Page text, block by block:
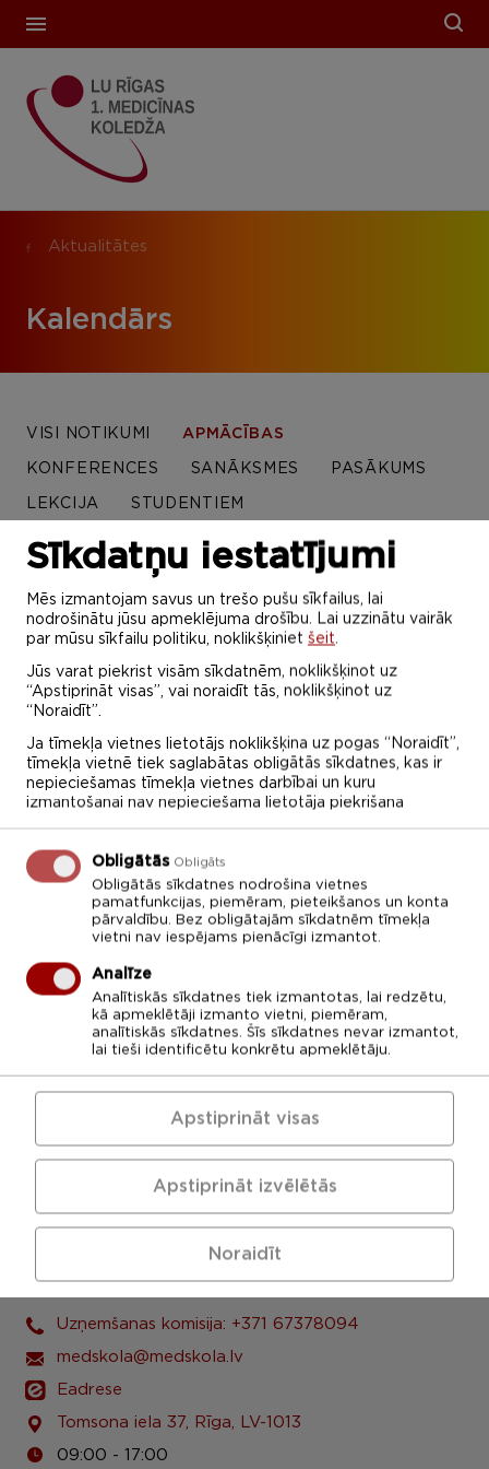
Aktualitātes
Kalendārs
VISI NOTIKUMI APMĀCĪBAS
KONFERENCES SANĀKSMES PASĀKUMS
LEKCIJA STUDENTIEM
Novembris 2021
P O T C P
1 2 3 4 5 6
14
15 16 17 18 19 20
22 23 24 25 26 27 28
29 30 1
Diemžēl šajā sadaļā ierakstu nav!
LU Rīgas 1. medicīnas koledža
Uzņemšanas komisija: +371 67378094
medskola@medskola.lv
Eadrese
Tomsona iela 37, Rīga, LV-1013
09:00 - 17:00
Sīkdatņu iestatījumi
Mēs izmantojam savus un trešo pušu sīkfailus, lai
nodrošinātu jūsu apmeklējuma drošību. Lai uzzinātu vairāk
par mūsu sīkfailu politiku, noklikšķiniet šeit.
Jūs varat piekrist visām sīkdatnēm, noklikšķinot uz
“Apstiprināt visas”, vai noraidīt tās, noklikšķinot uz
“Noraidīt”.
Ja tīmekļa vietnes lietotājs noklikšķina uz pogas “Noraidīt”,
tīmekļa vietnē tiek saglabātas obligātās sīkdatnes, kas ir
nepieciešamas tīmekļa vietnes darbībai un kuru
izmantošanai nav nepieciešama lietotāja piekrišana
Obligātās Obligāts
Obligātās sīkdatnes nodrošina vietnes
pamatfunkcijas, piemēram, pieteikšanos un konta
pārvaldību. Bez obligātajām sīkdatnēm tīmekļa
vietni nav iespējams pienācīgi izmantot.
Analīze
Analītiskās sīkdatnes tiek izmantotas, lai redzētu,
kā apmeklētāji izmanto vietni, piemēram,
analītiskās sīkdatnes. Šīs sīkdatnes nevar izmantot,
lai tieši identificētu konkrētu apmeklētāju.
Noraidīt
Apstiprināt izvēlētās
Apstiprināt visas